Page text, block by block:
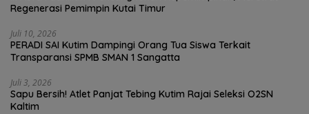
Regenerasi Pemimpin Kutai Timur
Juli 10, 2026
PERADI SAI Kutim Dampingi Orang Tua Siswa Terkait
Transparansi SPMB SMAN 1 Sangatta
Juli 3, 2026
Sapu Bersih! Atlet Panjat Tebing Kutim Rajai Seleksi O2SN
Kaltim